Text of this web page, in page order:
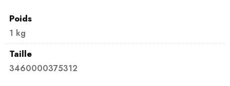
Poids
1 kg
Taille
3460000375312